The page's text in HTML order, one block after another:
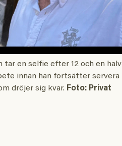
tar en selfie efter 12 och en halv
innan han fortsätter servera
dröjer sig kvar. Foto: Privat